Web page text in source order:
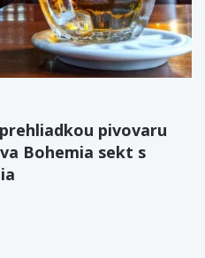
pivovaru
Bohemia sekt s